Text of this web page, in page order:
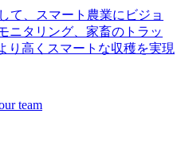
て、スマート農業にビジョ
ニタリング、家畜のトラッ
り高くスマートな収穫を実現